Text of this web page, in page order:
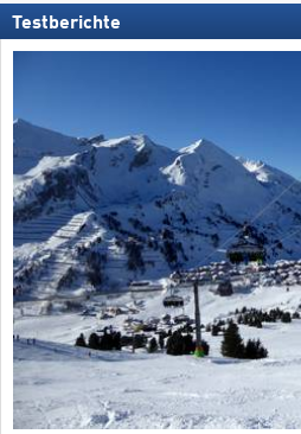
Testberichte